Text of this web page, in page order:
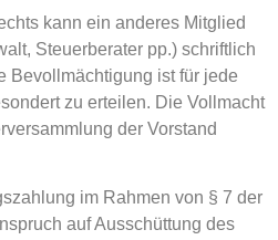
kann ein anderes Mitglied
Steuerberater pp.) schriftlich
Bevollmächtigung ist für jede
zu erteilen. Die Vollmacht
der Vorstand
im Rahmen von § 7 der
auf Ausschüttung des